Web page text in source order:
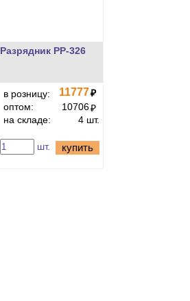
Разрядник РР-326
в розницу: 11777₽
оптом:
10706₽
на складе:
4 шт.
шт. купить